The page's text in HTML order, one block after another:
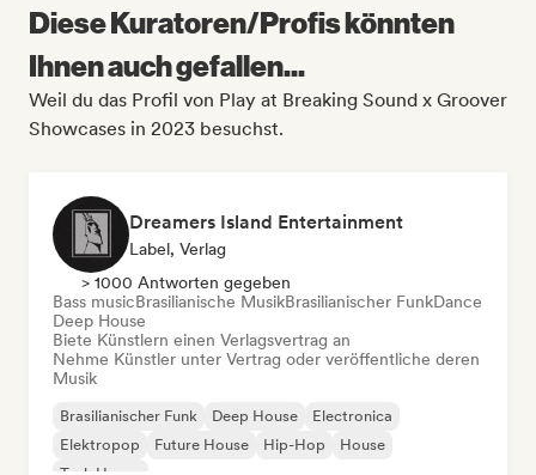
Diese Kuratoren/Profis könnten
Ihnen auch gefallen...
Weil du das Profil von Play at Breaking Sound x Groover
Showcases in 2023 besuchst.
Dreamers Island Entertainment
Label, Verlag
> 1000 Antworten gegeben
Bass musicBrasilianische MusikBrasilianischer FunkDance
Deep House
Biete Künstlern einen Verlagsvertrag an
Nehme Künstler unter Vertrag oder veröffentliche deren
Musik
Brasilianischer Funk Deep House
Electronica
Elektropop
Future House Hip-Hop
House